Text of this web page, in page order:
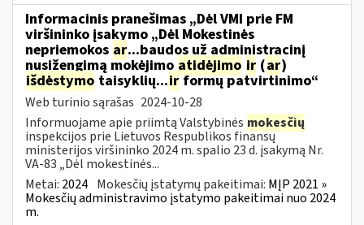
Informacinis pranešimas „Dėl VMI prie FM
viršininko įsakymo „Dėl Mokestinės
nepriemokos ar...baudos už administracinį
nusižengimą mokėjimo atidėjimo ir (ar)
išdėstymo taisyklių...irformų patvirtinimo“
Web turinio sąrašas 2024-10-28
Informuojame apie priimtą Valstybinės mokesčių
inspekcijos prie Lietuvos Respublikos finansų
ministerijos viršininko 2024 m. spalio 23 d. įsakymą Nr.
VA-83 „Dėl mokestinės...
Metai: 2024 Mokesčių įstatymų pakeitimai: MĮP 2021 »
Mokesčių administravimo įstatymo pakeitimai nuo 2024
m.